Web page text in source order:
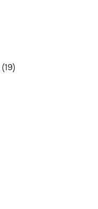
(19)